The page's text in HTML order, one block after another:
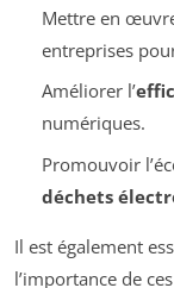
Mettre en
entreprises
Améliorer l’
numériques.
Promouvoir
déchets
Il est également
l’importance de